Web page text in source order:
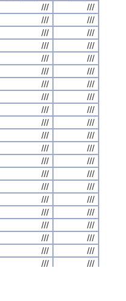
///
///
///
///
///
///
///
///
///
///
///
///
///
///
///
///
///
///
///
///
///
///
///
///
///
///
///
///
///
///
///
///
///
///
///
///
///
///
///
///
///
///
///
///
///
///
///
///
///
///
///
///
///
///
///
///
///
///
///
///
///
///
///
///
///
///
///
///
///
///
///
///
///
///
///
///
///
///
///
///
///
///
///
///
///
///
///
///
///
///
///
///
///
///
///
///
///
///
///
///
///
///
///
///
///
///
///
///
///
///
///
///
///
///
///
///
///
///
///
///
///
///
///
///
///
///
///
///
///
///
///
///
///
///
///
///
///
///
///
///
///
///
///
///
///
///
///
///
///
///
///
///
///
///
///
///
///
///
///
///
///
///
///
///
///
///
///
///